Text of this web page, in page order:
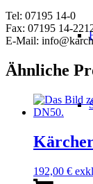
Tel: 07195 14-0
Fax: 07195 14-
E-Mail:
Ähnliche
192,00 €